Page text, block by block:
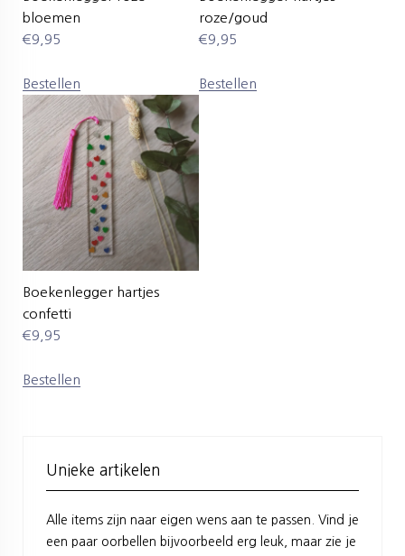
bloemen
€9,95
Bestellen
roze/goud
€9,95
Bestellen
Boekenlegger hartjes
confetti
€9,95
Bestellen
Unieke artikelen
Alle items zijn naar eigen wens aan te passen. Vind je
een paar oorbellen bijvoorbeeld erg leuk, maar zie je